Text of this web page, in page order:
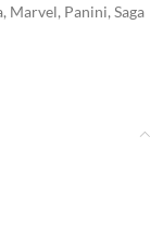
, Marvel, Panini, Saga